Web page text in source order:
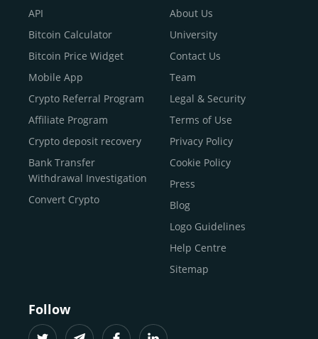
Sell Bitcoin
Buy Dogecoin
Buy Binance Coin (BNB)
Buy Ripple (XRP)
Buy Litecoin (LTC)
Buy Shiba Inu
Buy Bitcoin Cash
Buy Solana
Buy ICP
API
Bitcoin Calculator
Bitcoin Price Widget
Mobile App
Crypto Referral Program
Affiliate Program
Crypto deposit recovery
Bank Transfer
Withdrawal Investigation
Convert Crypto
About Us
University
Contact Us
Team
Legal & Security
Terms of Use
Privacy Policy
Cookie Policy
Press
Blog
Logo Guidelines
Help Centre
Sitemap
Follow